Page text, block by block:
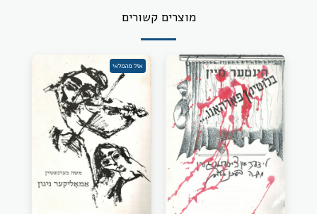
מוצרים קשורים
אזל מהמלאי